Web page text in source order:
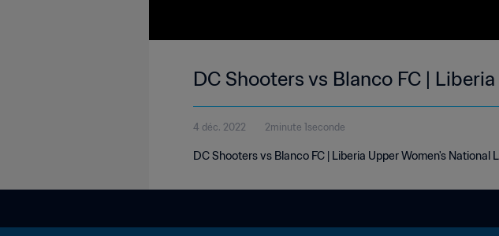
DC Shooters vs Blanco FC |
4 déc. 2022 2minute 1seconde
DC Shooters vs Blanco FC | Liberia Upper Women's